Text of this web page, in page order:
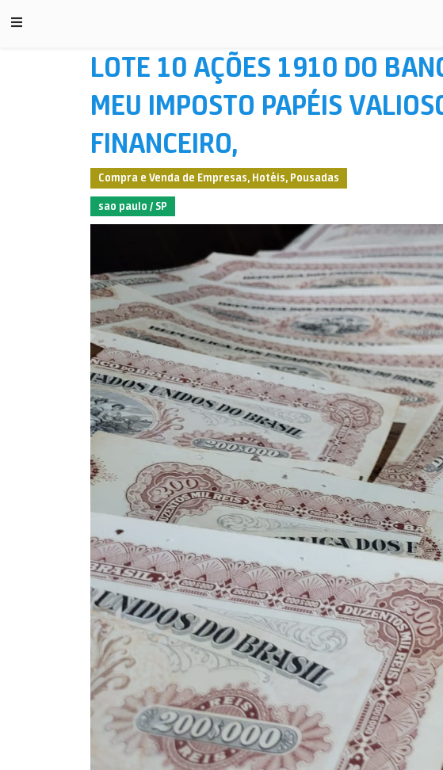
LOTE 10 AÇÕES 1910 DO
MEU IMPOSTO PAPÉIS
FINANCEIRO,
Compra e Venda de Empresas, Hotéis, Pousadas
sao paulo / SP